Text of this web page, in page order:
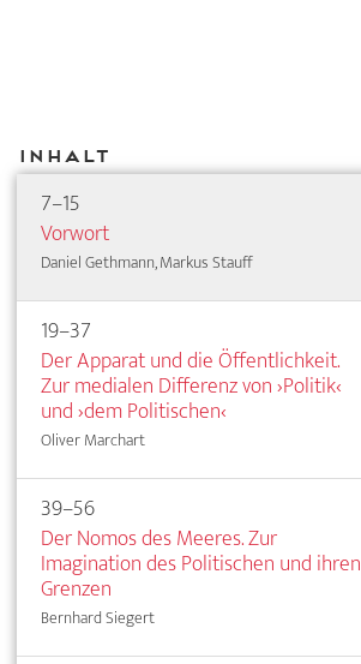
Inhalt
7–15
Vorwort
Daniel Gethmann, Markus Stauff
19–37
Der Apparat und die Öffentlichkeit.
Zur medialen Differenz von ›Politik‹
und ›dem Politischen‹
Oliver Marchart
39–56
Der Nomos des Meeres. Zur
Imagination des Politischen und ihren
Grenzen
Bernhard Siegert